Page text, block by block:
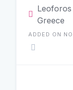
Leoforos
Greece
ADDED ON